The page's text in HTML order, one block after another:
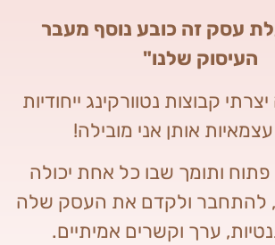
עסק זה כובע נוסף מעבר
העיסוק שלנו"
קבוצות נטוורקינג ייחודיות
אותן אני מובילה!
ותומך שבו כל אחת יכולה
להתחבר ולקדם את העסק שלה
ערך וקשרים אמיתיים.